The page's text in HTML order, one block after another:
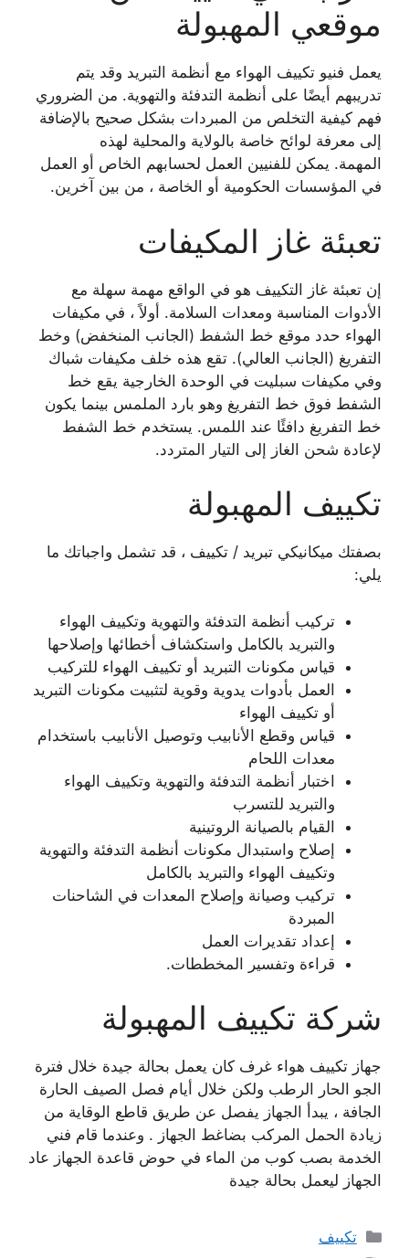
موقعي المهبولة
يعمل فنيو تكييف الهواء مع أنظمة التبريد وقد يتم
تدريبهم أيضًا على أنظمة التدفئة والتهوية. من الضروري
فهم كيفية التخلص من المبردات بشكل صحيح بالإضافة
إلى معرفة لوائح خاصة بالولاية والمحلية لهذه
المهمة. يمكن للفنيين العمل لحسابهم الخاص أو العمل
في المؤسسات الحكومية أو الخاصة ، من بين آخرين.
تعبئة غاز المكيفات
إن تعبئة غاز التكييف هو في الواقع مهمة سهلة مع
الأدوات المناسبة ومعدات السلامة. أولاً ، في مكيفات
الهواء حدد موقع خط الشفط (الجانب المنخفض) وخط
التفريغ (الجانب العالي). تقع هذه خلف مكيفات شباك
وفي مكيفات سبليت في الوحدة الخارجية يقع خط
الشفط فوق خط التفريغ وهو بارد الملمس بينما يكون
خط التفريغ دافئًا عند اللمس. يستخدم خط الشفط
لإعادة شحن الغاز إلى التيار المتردد.
تكييف المهبولة
بصفتك ميكانيكي تبريد / تكييف ، قد تشمل واجباتك ما
يلي:
تركيب أنظمة التدفئة والتهوية وتكييف الهواء
والتبريد بالكامل واستكشاف أخطائها وإصلاحها
قياس مكونات التبريد أو تكييف الهواء للتركيب
العمل بأدوات يدوية وقوية لتثبيت مكونات التبريد
أو تكييف الهواء
قياس وقطع الأنابيب وتوصيل الأنابيب باستخدام
معدات اللحام
اختبار أنظمة التدفئة والتهوية وتكييف الهواء
والتبريد للتسرب
القيام بالصيانة الروتينية
إصلاح واستبدال مكونات أنظمة التدفئة والتهوية
وتكييف الهواء والتبريد بالكامل
تركيب وصيانة وإصلاح المعدات في الشاحنات
المبردة
إعداد تقديرات العمل
قراءة وتفسير المخططات.
شركة تكييف المهبولة
جهاز تكييف هواء غرف كان يعمل بحالة جيدة خلال فترة
الجو الحار الرطب ولكن خلال أيام فصل الصيف الحارة
الجافة ، يبدأ الجهاز يفصل عن طريق قاطع الوقاية من
زيادة الحمل المركب بضاغط الجهاز . وعندما قام فني
الخدمة بصب كوب من الماء في حوض قاعدة الجهاز عاد
الجهاز ليعمل بحالة جيدة
التصنيفات
تكييف